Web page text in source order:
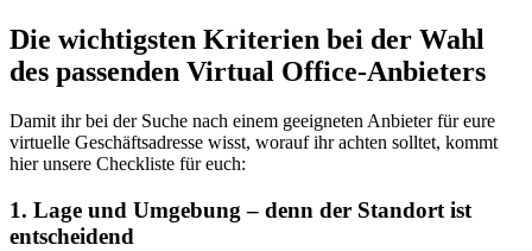
Die wichtigsten Kriterien bei der Wahl
des passenden Virtual Office-Anbieters
Damit ihr bei der Suche nach einem geeigneten Anbieter für eure
virtuelle Geschäftsadresse wisst, worauf ihr achten solltet, kommt
hier unsere Checkliste für euch:
1. Lage und Umgebung – denn der Standort ist
entscheidend